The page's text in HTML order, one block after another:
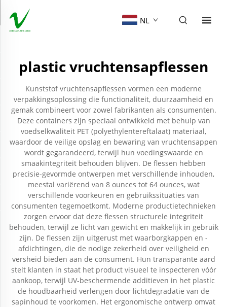
NL
plastic vruchtensapflessen
Kunststof vruchtensapflessen vormen een moderne
verpakkingsoplossing die functionaliteit, duurzaamheid en
gemak combineert voor zowel fabrikanten als consumenten.
Deze containers zijn speciaal ontwikkeld met behulp van
voedselkwaliteit PET (polyethylentereftalaat) materiaal,
waardoor de veilige opslag en bewaring van vruchtensappen
wordt gegarandeerd, terwijl hun voedingswaarde en
smaakintegriteit behouden blijven. De flessen hebben
precisie-gevormde ontwerpen met verschillende inhouden,
meestal variërend van 8 ounces tot 64 ounces, wat
verschillende voorkeuren en gebruikssituaties van
consumenten tegemoetkomt. Moderne productietechnieken
zorgen ervoor dat deze flessen structurele integriteit
behouden, terwijl ze licht van gewicht en makkelijk in gebruik
zijn. De flessen zijn uitgerust met waarborgkappen en -
afdichtingen, die de nodige zekerheid over veiligheid en
versheid bieden aan de consument. Hun transparante aard
stelt klanten in staat het product visueel te inspecteren vóór
aankoop, terwijl UV-beschermende additieven in het plastic
de houdbaarheid verlengen door lichtdegradatie van de
sapinhoud te voorkomen. Het ergonomische ontwerp omvat